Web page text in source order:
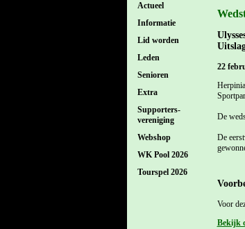
Actueel
Informatie
Lid worden
Leden
Senioren
Extra
Supporters-
vereniging
Webshop
WK Pool 2026
Tourspel 2026
22
De
De
Voor
Bekijk